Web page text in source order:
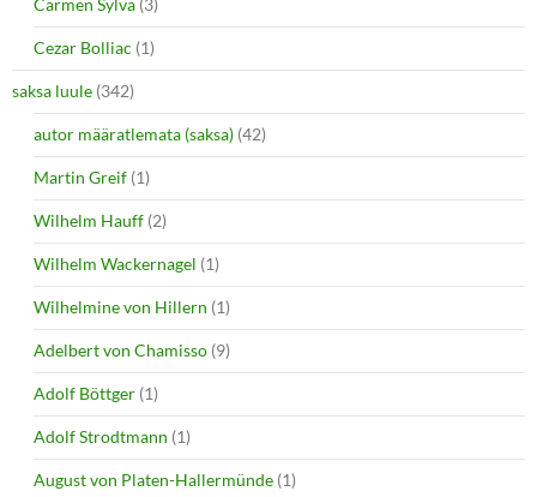
Carmen Sylva (3)
Cezar Bolliac (1)
saksa luule (342)
autor määratlemata (saksa) (42)
Martin Greif (1)
Wilhelm Hauff (2)
Wilhelm Wackernagel (1)
Wilhelmine von Hillern (1)
Adelbert von Chamisso (9)
Adolf Böttger (1)
Adolf Strodtmann (1)
August von Platen-Hallermünde (1)